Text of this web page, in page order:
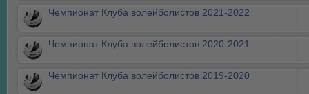
Чемпионат Клуба волейболистов 2021-2022
Чемпионат Клуба волейболистов 2020-2021
Чемпионат Клуба волейболистов 2019-2020